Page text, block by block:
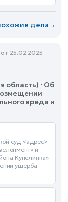
дела→
от 25.02.2025
область) · Об
вреда и
суд <адрес>
и
Купелинка»
ущерба